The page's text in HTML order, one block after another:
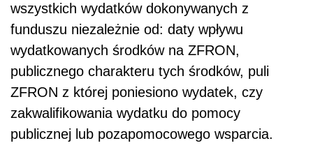
wszystkich wydatków dokonywanych z
funduszu niezależnie od: daty wpływu
wydatkowanych środków na ZFRON,
publicznego charakteru tych środków, puli
ZFRON z której poniesiono wydatek, czy
zakwalifikowania wydatku do pomocy
publicznej lub pozapomocowego wsparcia.